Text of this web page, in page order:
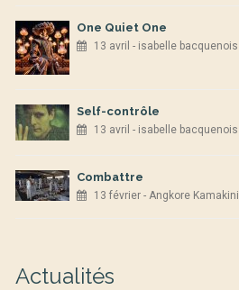
One Quiet One
13 avril - isabelle bacquenois
Self-contrôle
13 avril - isabelle bacquenois
Combattre
13 février - Angkore Kamakini
Actualités